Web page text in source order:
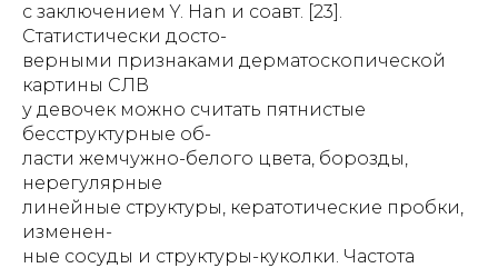
с заключением Y. Han и соавт. [23].
Статистически досто-
верными признаками дерматоскопической
картины СЛВ
у девочек можно считать пятнистые
бесструктурные об-
ласти жемчужно-белого цвета, борозды,
нерегулярные
линейные структуры, кератотические пробки,
изменен-
ные сосуды и структуры-куколки. Частота